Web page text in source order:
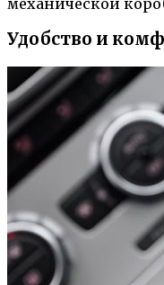
Удобство и